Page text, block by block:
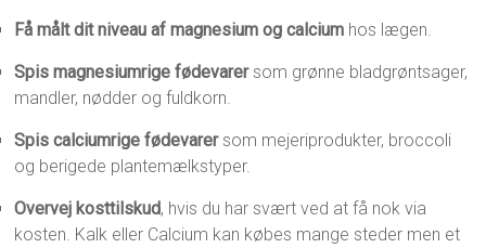
Få målt dit niveau af magnesium og calcium hos lægen.
Spis magnesiumrige fødevarersom grønne bladgrøntsager,
mandler, nødder og fuldkorn.
Spis calciumrige fødevarersom mejeriprodukter, broccoli
og berigede plantemælkstyper.
Overvej kosttilskud, hvis du har svært ved at få nok via
kosten. Kalk eller Calcium kan købes mange steder men et